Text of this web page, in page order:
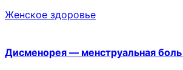
Женское здоровье
Дисменорея — менструальная